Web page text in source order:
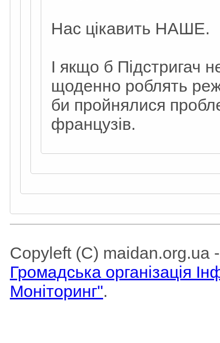
Нас цікавить НАШЕ.
І якщо б Підстригач
щоденно роблять
би пройнялися
французів.
Copyleft (C) maidan.org.ua
Громадська організація
Моніторинг".